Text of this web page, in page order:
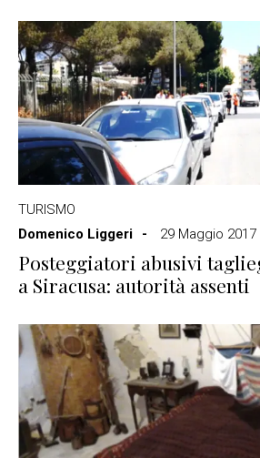
TURISMO
Domenico Liggeri
29 Maggio 2017
Posteggiatori abusivi
a Siracusa: autorità assenti